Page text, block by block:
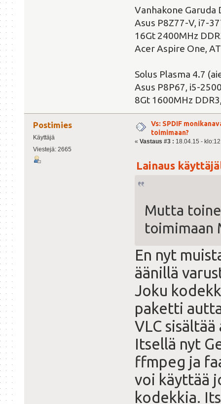
Vanhakone Garuda
Asus P8Z77-V, i7-
16Gt 2400MHz
Acer Aspire One,
Solus Plasma 4.7
Asus P8P67, i5-
8Gt 1600MHz
Postimies
Käyttäjä
Viestejä: 2665
Vs: SPDIF
toimimaan?
« Vastaus #3 : 18.04.15 -
Lainaus
Mutta
toimimaan
En nyt
äänillä
Joku
paketti
VLC
Itsellä nyt
ffmpeg ja
voi käyttää
kodekkia.